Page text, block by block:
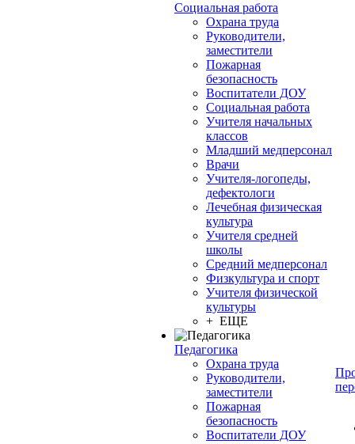
Социальная работа
Охрана труда
Руководители,
заместители
Пожарная
безопасность
Воспитатели ДОУ
Социальная работа
Учителя начальных
классов
Младший медперсонал
Врачи
Учителя-логопеды,
дефектологи
Лечебная физическая
культура
Учителя средней
школы
Средний медперсонал
Физкультура и спорт
Учителя физической
культуры
+ ЕЩЕ
Педагогика
Охрана труда
Руководители,
заместители
Пожарная
безопасность
Воспитатели ДОУ